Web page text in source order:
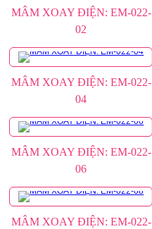
MÂM XOAY ĐIỆN: EM-022-
02
MÂM XOAY ĐIỆN: EM-022-
04
MÂM XOAY ĐIỆN: EM-022-
06
MÂM XOAY ĐIỆN: EM-022-